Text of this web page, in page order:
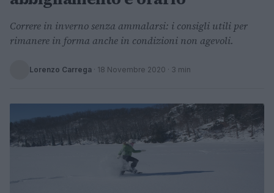
Correre in inverno senza ammalarsi: i consigli utili per
rimanere in forma anche in condizioni non agevoli.
Lorenzo Carrega · 18 Novembre 2020 · 3 min